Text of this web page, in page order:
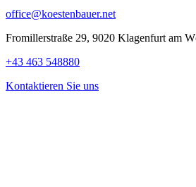
office@koestenbauer.net
Fromillerstraße 29, 9020 Klagenfurt am
+43 463 548880
Kontaktieren Sie uns